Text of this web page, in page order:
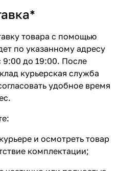
товара с помощью
по указанному адресу
9:00 до 19:00. После
курьерская служба
удобное время
и осмотреть товар
комплектации;